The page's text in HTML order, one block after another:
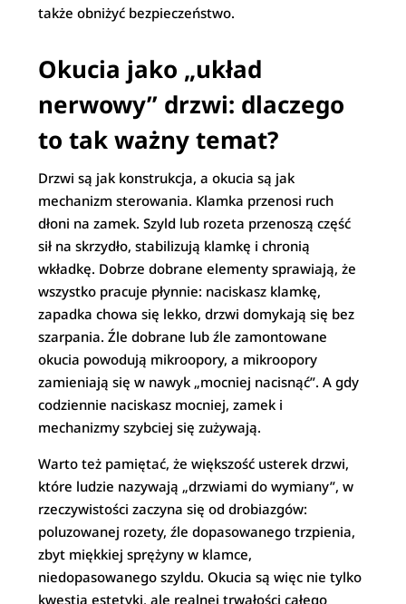
także obniżyć bezpieczeństwo.
Okucia jako „układ
nerwowy” drzwi: dlaczego
to tak ważny temat?
Drzwi są jak konstrukcja, a okucia są jak
mechanizm sterowania. Klamka przenosi ruch
dłoni na zamek. Szyld lub rozeta przenoszą część
sił na skrzydło, stabilizują klamkę i chronią
wkładkę. Dobrze dobrane elementy sprawiają, że
wszystko pracuje płynnie: naciskasz klamkę,
zapadka chowa się lekko, drzwi domykają się bez
szarpania. Źle dobrane lub źle zamontowane
okucia powodują mikroopory, a mikroopory
zamieniają się w nawyk „mocniej nacisnąć”. A gdy
codziennie naciskasz mocniej, zamek i
mechanizmy szybciej się zużywają.
Warto też pamiętać, że większość usterek drzwi,
które ludzie nazywają „drzwiami do wymiany”, w
rzeczywistości zaczyna się od drobiazgów:
poluzowanej rozety, źle dopasowanego trzpienia,
zbyt miękkiej sprężyny w klamce,
niedopasowanego szyldu. Okucia są więc nie tylko
kwestią estetyki, ale realnej trwałości całego